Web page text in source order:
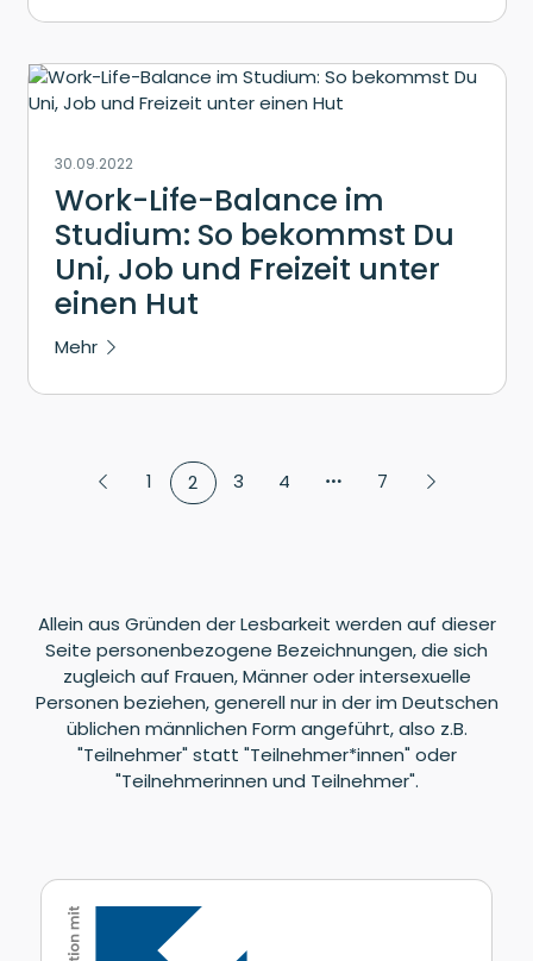
30.09.2022
Work-Life-Balance im
Studium: So bekommst Du
Uni, Job und Freizeit unter
einen Hut
Mehr
1 2 3 4 7
Allein aus Gründen der Lesbarkeit werden auf dieser
Seite personenbezogene Bezeichnungen, die sich
zugleich auf Frauen, Männer oder intersexuelle
Personen beziehen, generell nur in der im Deutschen
üblichen männlichen Form angeführt, also z.B.
"Teilnehmer" statt "Teilnehmer*innen" oder
"Teilnehmerinnen und Teilnehmer".